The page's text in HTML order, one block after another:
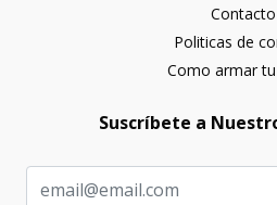
Contacto
Politicas de
Como armar
Suscríbete a